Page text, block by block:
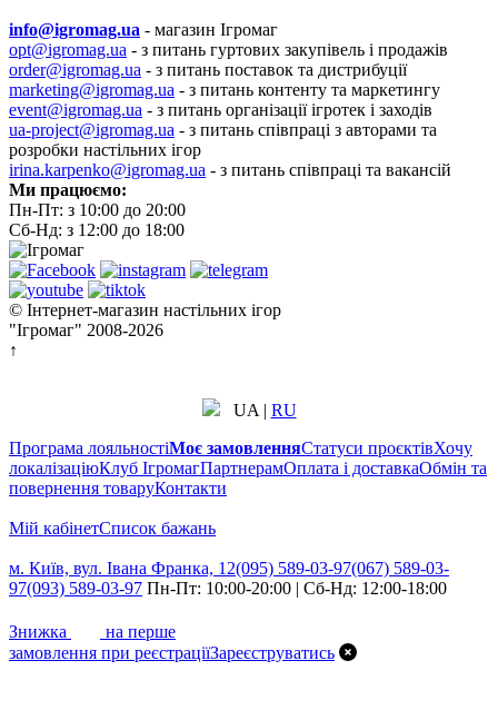
info@igromag.ua - магазин Ігромаг
opt@igromag.ua - з питань гуртових закупівель і продажів
order@igromag.ua - з питань поставок та дистрибуції
marketing@igromag.ua - з питань контенту та маркетингу
event@igromag.ua - з питань організації ігротек і заходів
ua-project@igromag.ua - з питань співпраці з авторами та
розробки настільних ігор
irina.karpenko@igromag.ua - з питань співпраці та вакансій
Ми працюємо:
Пн-Пт: з 10:00 до 20:00
Сб-Нд: з 12:00 до 18:00
© Інтернет-магазин настільних ігор
"Ігромаг" 2008-2026
↑
UA | RU
Програма лояльностіМоє замовленняСтатуси проєктівХочу
локалізаціюКлуб ІгромагПартнерамОплата і доставкаОбмін та
повернення товаруКонтакти
Мій кабінетCписок бажань
м. Київ, вул. Івана Франка, 12(095) 589-03-97(067) 589-03-
97(093) 589-03-97 Пн-Пт: 10:00-20:00 | Сб-Нд: 12:00-18:00
Знижка
на перше
замовлення при реєстраціїЗареєструватись